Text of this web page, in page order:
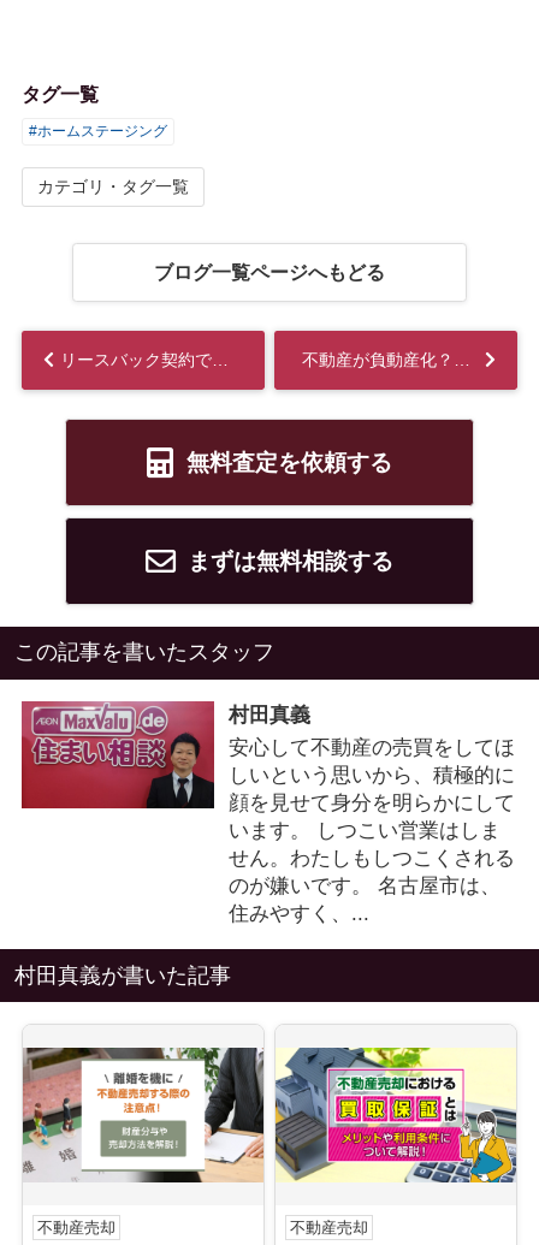
タグ一覧
#ホームステージング
カテゴリ・タグ一覧
ブログ一覧ページへもどる
リースバック契約で必要な2つの契約書とは？確認すべきポイントを解説...
無料査定を依頼する
まずは無料相談する
この記事を書いたスタッフ
村田真義
安心して不動産の売買をしてほ
しいという思いから、積極的に
顔を見せて身分を明らかにして
います。 しつこい営業はしま
せん。わたしもしつこくされる
のが嫌いです。 名古屋市は、
住みやすく、...
村田真義が書いた記事
不動産売却 不動産売却